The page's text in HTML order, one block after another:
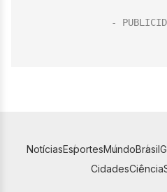
NotíciasEsportesMundoBrasil
CidadesCiência